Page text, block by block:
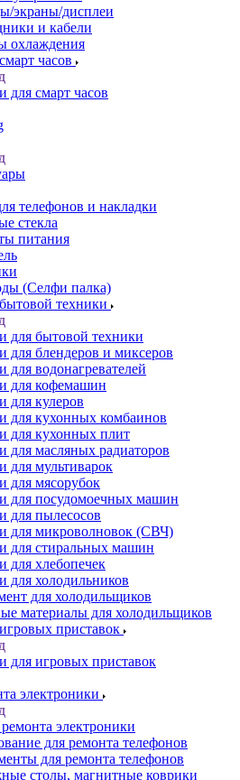
для смарт часов
телефонов и накладки
стекла
питания
(Селфи палка)
техники
для бытовой техники
для блендеров и миксеров
для водонагревателей
для кофемашин
для кулеров
для кухонных комбаинов
для кухонных плит
для масляных радиаторов
для мультиварок
для мясорубок
для посудомоечных машин
для пылесосов
для микроволновок (СВЧ)
для стиральных машин
для хлебопечек
для холодильников
для холодильщиков
материалы для холодильщиков
приставок
для игровых приставок
электроники
электроники
для ремонта телефонов
для ремонта телефонов
столы, магнитные коврики
лезвия сменные
хранения